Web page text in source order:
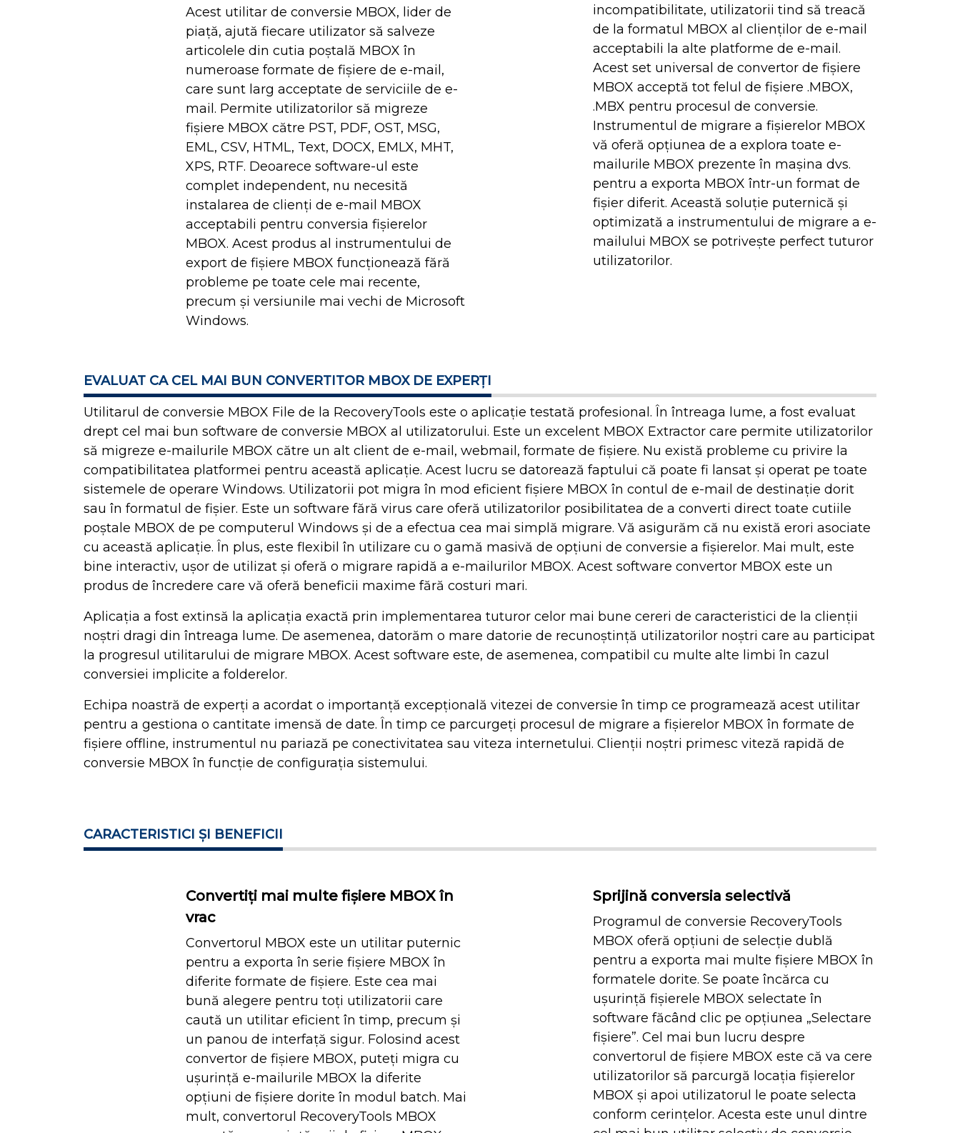
Acest utilitar de conversie MBOX, lider de
piață, ajută fiecare utilizator să salveze
articolele din cutia poștală MBOX în
numeroase formate de fișiere de e-mail,
care sunt larg acceptate de serviciile de e-
mail. Permite utilizatorilor să migreze
fișiere MBOX către PST, PDF, OST, MSG,
EML, CSV, HTML, Text, DOCX, EMLX, MHT,
XPS, RTF. Deoarece software-ul este
complet independent, nu necesită
instalarea de clienți de e-mail MBOX
acceptabili pentru conversia fișierelor
MBOX. Acest produs al instrumentului de
export de fișiere MBOX funcționează fără
probleme pe toate cele mai recente,
precum și versiunile mai vechi de Microsoft
Windows.
incompatibilitate, utilizatorii tind să treacă
de la formatul MBOX al clienților de e-mail
acceptabili la alte platforme de e-mail.
Acest set universal de convertor de fișiere
MBOX acceptă tot felul de fișiere .MBOX,
.MBX pentru procesul de conversie.
Instrumentul de migrare a fișierelor MBOX
vă oferă opțiunea de a explora toate e-
mailurile MBOX prezente în mașina dvs.
pentru a exporta MBOX într-un format de
fișier diferit. Această soluție puternică și
optimizată a instrumentului de migrare a e-
mailului MBOX se potrivește perfect tuturor
utilizatorilor.
EVALUAT CA CEL MAI BUN CONVERTITOR MBOX DE EXPERȚI
Utilitarul de conversie MBOX File de la RecoveryTools este o aplicație testată profesional. În întreaga lume, a fost evaluat
drept cel mai bun software de conversie MBOX al utilizatorului. Este un excelent MBOX Extractor care permite utilizatorilor
să migreze e-mailurile MBOX către un alt client de e-mail, webmail, formate de fișiere. Nu există probleme cu privire la
compatibilitatea platformei pentru această aplicație. Acest lucru se datorează faptului că poate fi lansat și operat pe toate
sistemele de operare Windows. Utilizatorii pot migra în mod eficient fișiere MBOX în contul de e-mail de destinație dorit
sau în formatul de fișier. Este un software fără virus care oferă utilizatorilor posibilitatea de a converti direct toate cutiile
poștale MBOX de pe computerul Windows și de a efectua cea mai simplă migrare. Vă asigurăm că nu există erori asociate
cu această aplicație. În plus, este flexibil în utilizare cu o gamă masivă de opțiuni de conversie a fișierelor. Mai mult, este
bine interactiv, ușor de utilizat și oferă o migrare rapidă a e-mailurilor MBOX. Acest software convertor MBOX este un
produs de încredere care vă oferă beneficii maxime fără costuri mari.
Aplicația a fost extinsă la aplicația exactă prin implementarea tuturor celor mai bune cereri de caracteristici de la clienții
noștri dragi din întreaga lume. De asemenea, datorăm o mare datorie de recunoștință utilizatorilor noștri care au participat
la progresul utilitarului de migrare MBOX. Acest software este, de asemenea, compatibil cu multe alte limbi în cazul
conversiei implicite a folderelor.
Echipa noastră de experți a acordat o importanță excepțională vitezei de conversie în timp ce programează acest utilitar
pentru a gestiona o cantitate imensă de date. În timp ce parcurgeți procesul de migrare a fișierelor MBOX în formate de
fișiere offline, instrumentul nu pariază pe conectivitatea sau viteza internetului. Clienții noștri primesc viteză rapidă de
conversie MBOX în funcție de configurația sistemului.
CARACTERISTICI ȘI BENEFICII
Convertiți mai multe fișiere MBOX în
vrac
Convertorul MBOX este un utilitar puternic
pentru a exporta în serie fișiere MBOX în
diferite formate de fișiere. Este cea mai
bună alegere pentru toți utilizatorii care
caută un utilitar eficient în timp, precum și
un panou de interfață sigur. Folosind acest
convertor de fișiere MBOX, puteți migra cu
ușurință e-mailurile MBOX la diferite
opțiuni de fișiere dorite în modul batch. Mai
mult, convertorul RecoveryTools MBOX
Sprijină conversia selectivă
Programul de conversie RecoveryTools
MBOX oferă opțiuni de selecție dublă
pentru a exporta mai multe fișiere MBOX în
formatele dorite. Se poate încărca cu
ușurință fișierele MBOX selectate în
software făcând clic pe opțiunea „Selectare
fișiere”. Cel mai bun lucru despre
convertorul de fișiere MBOX este că va cere
utilizatorilor să parcurgă locația fișierelor
MBOX și apoi utilizatorul le poate selecta
conform cerințelor. Acesta este unul dintre